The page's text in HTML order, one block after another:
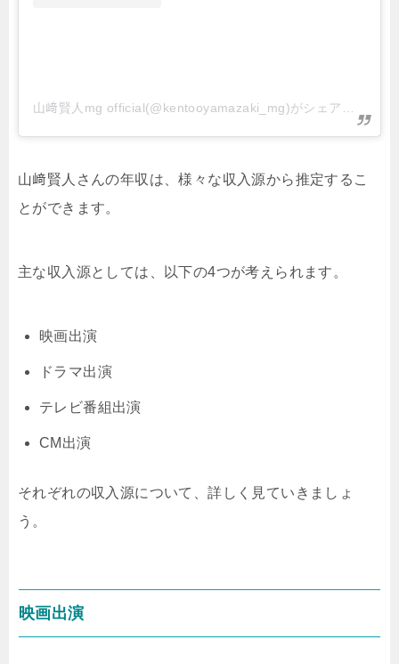
山﨑賢人さんの年収は、様々な収入源から推定するこ
とができます。
主な収入源としては、以下の4つが考えられます。
映画出演
ドラマ出演
テレビ番組出演
CM出演
それぞれの収入源について、詳しく見ていきましょ
う。
映画出演